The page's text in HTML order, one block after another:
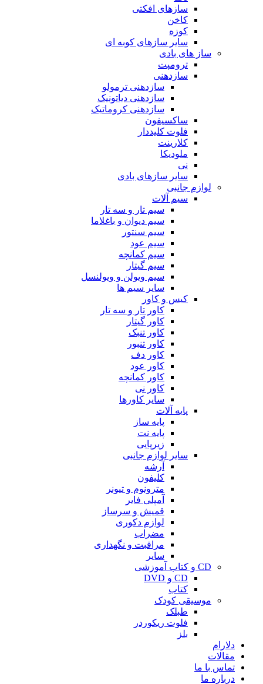
سازهای افکتی
کاخن
کوزه
سایر سازهای کوبه ای
ساز های بادی
ترومپت
سازدهنی
سازدهنی ترمولو
سازدهنی دیاتونیک
سازدهنی کروماتیک
ساکسیفون
فلوت کلیددار
کلارینت
ملودیکا
نی
سایر سازهای بادی
لوازم جانبی
سیم آلات
سیم تار و سه تار
سیم دیوان و باغلاما
سیم سنتور
سیم عود
سیم کمانچه
سیم گیتار
سیم ویولن و ویولنسل
سایر سیم ها
کیس و کاور
کاور تار و سه تار
کاور گیتار
کاور تنبک
کاور تنبور
کاور دف
کاور عود
کاور کمانچه
کاور نی
سایر کاورها
پایه آلات
پایه ساز
پایه نت
زیرپایی
سایر لوازم جانبی
آرشه
کلیفون
مترونوم و تیونر
آمپلی فایر
قمیش و سرساز
لوازم دکوری
مضراب
مراقبت و نگهداری
سایر
CD و کتاب آموزشی
CD و DVD
کتاب
موسیقی کودک
طبلک
فلوت ریکوردر
بلز
دلارام
مقالات
تماس با ما
درباره ما